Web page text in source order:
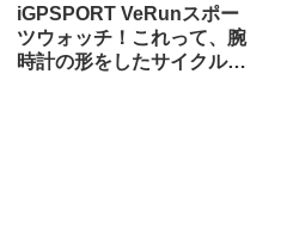
iGPSPORT VeRunスポー
ツウォッチ！これって、腕
時計の形をしたサイクルコ